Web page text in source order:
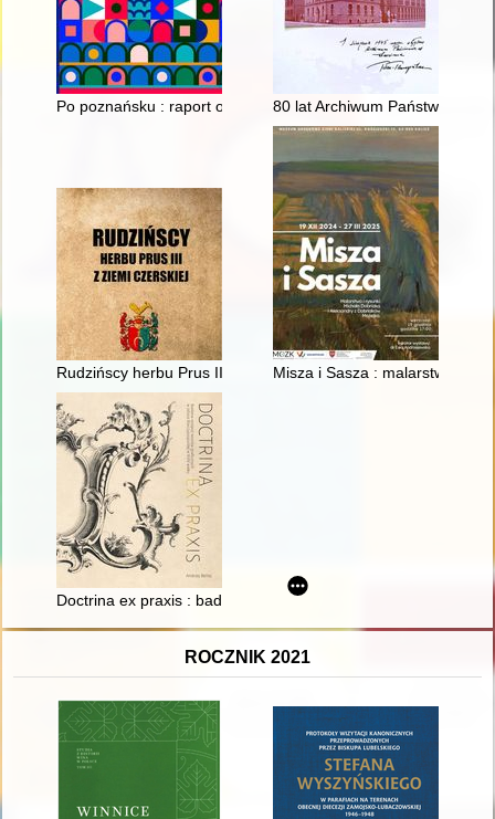
Po poznańsku : raport o niematerialnym dziedzictwie miasta
80 lat Archiwum Państwowego
Rudzińscy herbu Prus III z ziemi ciechanowskiej w
Misza i Sasza : malarstwo i
Doctrina ex praxis : badania recepcji wzorów graficznych w
ROCZNIK 2021